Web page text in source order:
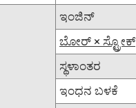
ಇಂಜಿನ್
ಬೋರ್ × ಸ್ಟ್ರೋಕ್
ಸ್ಥಳಾಂತರ
ಇಂಧನ ಬಳಕೆ